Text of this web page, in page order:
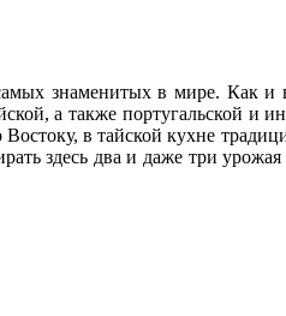
знаменитых в мире. Как и
а также португальской и
в тайской кухне
здесь два и даже три